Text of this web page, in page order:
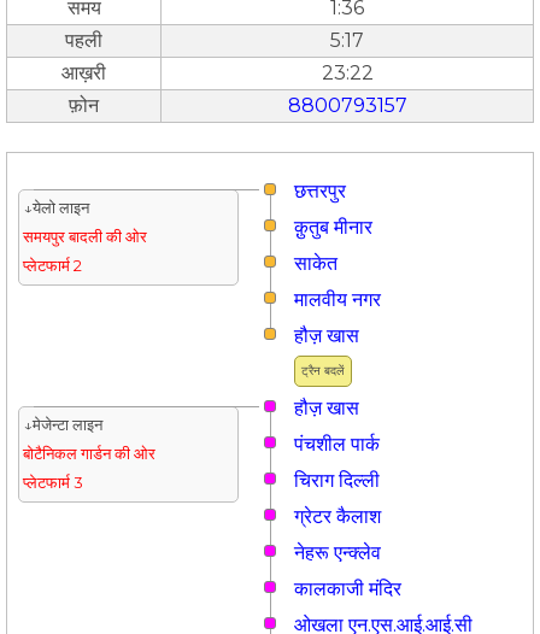
समय
1:36
पहली
5:17
आख़री
23:22
फ़ोन
8800793157
छत्तरपुर
↓येलो लाइन
समयपुर बादली की ओर
प्लेटफार्म 2
क़ुतुब मीनार
साकेत
मालवीय नगर
ट्रैन बदलें
हौज़ खास
हौज़ खास
↓मेजेन्टा लाइन
बोटैनिकल गार्डन की ओर
प्लेटफार्म 3
पंचशील पार्क
चिराग दिल्ली
ग्रेटर कैलाश
नेहरू एन्क्लेव
कालकाजी मंदिर
ओखला एन.एस.आई.आई.सी